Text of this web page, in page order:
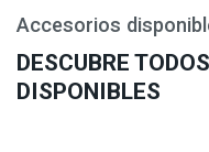
Accesorios
DESCUBRE
DISPONIBLES